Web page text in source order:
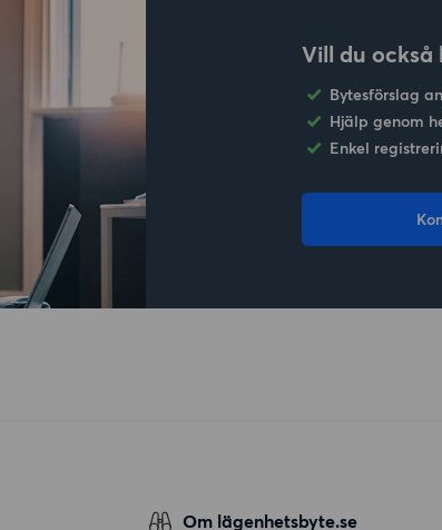
Vill du också
Bytesförslag
Hjälp genom
Enkel
Om lägenhetsbyte.se